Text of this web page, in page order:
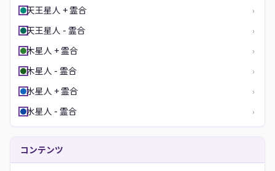
天王星人 + 霊合 ›
天王星人 - 霊合 ›
木星人 + 霊合 ›
木星人 - 霊合 ›
水星人 + 霊合 ›
水星人 - 霊合 ›
コンテンツ